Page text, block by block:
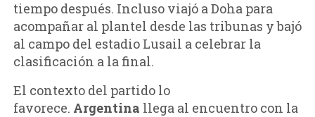
tiempo después. Incluso viajó a Doha para
acompañar al plantel desde las tribunas y bajó
al campo del estadio Lusail a celebrar la
clasificación a la final.
El contexto del partido lo
favorece. Argentina llega al encuentro con la